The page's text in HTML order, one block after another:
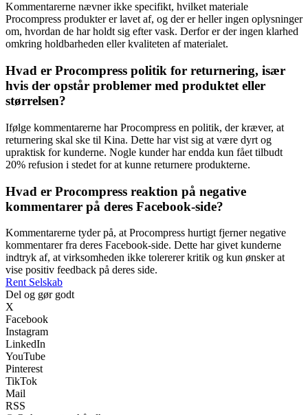
Kommentarerne nævner ikke specifikt, hvilket materiale
Procompress produkter er lavet af, og der er heller ingen oplysninger
om, hvordan de har holdt sig efter vask. Derfor er der ingen klarhed
omkring holdbarheden eller kvaliteten af ​​materialet.
Hvad er Procompress politik for returnering, især
hvis der opstår problemer med produktet eller
størrelsen?
Ifølge kommentarerne har Procompress en politik, der kræver, at
returnering skal ske til Kina. Dette har vist sig at være dyrt og
upraktisk for kunderne. Nogle kunder har endda kun fået tilbudt
20% refusion i stedet for at kunne returnere produkterne.
Hvad er Procompress reaktion på negative
kommentarer på deres Facebook-side?
Kommentarerne tyder på, at Procompress hurtigt fjerner negative
kommentarer fra deres Facebook-side. Dette har givet kunderne
indtryk af, at virksomheden ikke tolererer kritik og kun ønsker at
vise positiv feedback på deres side.
Rent Selskab
Del og gør godt
X
Facebook
Instagram
LinkedIn
YouTube
Pinterest
TikTok
Mail
RSS